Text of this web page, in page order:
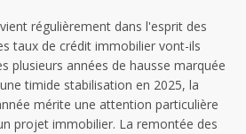
régulièrement dans l'esprit des
taux de crédit immobilier vont-ils
plusieurs années de hausse marquée
timide stabilisation en 2025, la
mérite une attention particulière
projet immobilier. La remontée des